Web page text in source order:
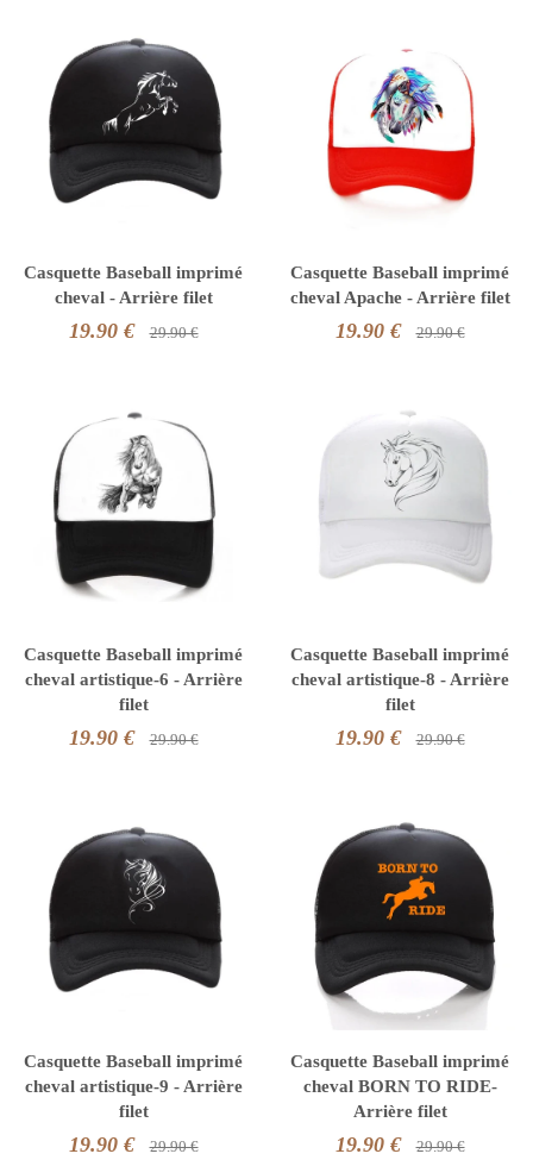
Casquette Baseball imprimé
cheval - Arrière filet
19.90 € 29.90 €
Casquette Baseball imprimé
cheval Apache - Arrière filet
19.90 € 29.90 €
Casquette Baseball imprimé
cheval artistique-6 - Arrière
filet
19.90 € 29.90 €
Casquette Baseball imprimé
cheval artistique-8 - Arrière
filet
19.90 € 29.90 €
Casquette Baseball imprimé
cheval artistique-9 - Arrière
filet
19.90 € 29.90 €
Casquette Baseball imprimé
cheval BORN TO RIDE-
Arrière filet
19.90 € 29.90 €